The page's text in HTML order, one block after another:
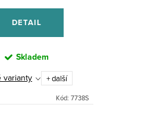
DETAIL
Skladem
varianty + další
Kód: 7738S